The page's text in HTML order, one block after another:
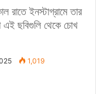
ইনস্টাগ্রামে তার
এই ছবিগুলি থেকে চোখ
1,019